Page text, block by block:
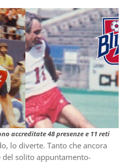
accreditate 48 presenze e 11 reti
lo diverte. Tanto che ancora
del solito appuntamento-